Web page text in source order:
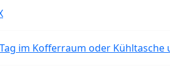
im Kofferraum oder Kühltasche